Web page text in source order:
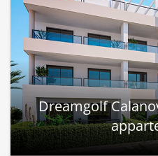
Dreamgolf